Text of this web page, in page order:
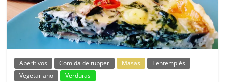
Aperitivos Comida de tupper Masas
Tentempiés
Vegetariano
Verduras